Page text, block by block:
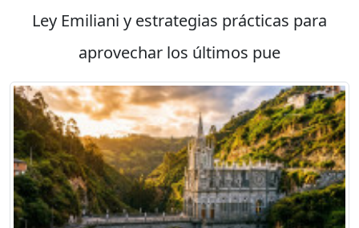
Ley Emiliani y estrategias prácticas para
aprovechar los últimos pue